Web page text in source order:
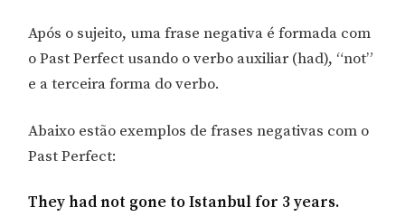
Após o sujeito, uma frase negativa é formada com
o Past Perfect usando o verbo auxiliar (had), “not”
e a terceira forma do verbo.
Abaixo estão exemplos de frases negativas com o
Past Perfect:
They had not gone to Istanbul for 3 years.